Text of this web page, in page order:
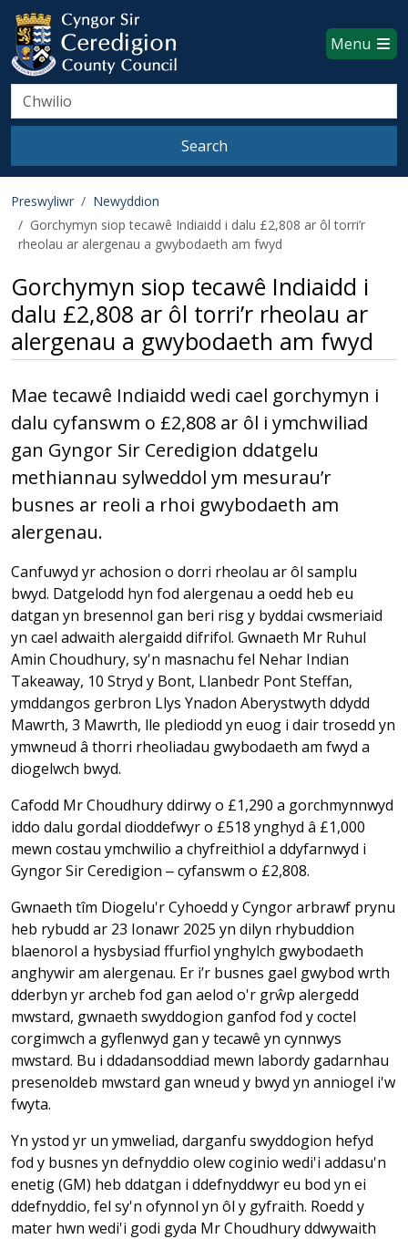
Skip to main content
Ceredigion County Council
Menu
Search
Search
Preswyliwr
Newyddion
Gorchymyn siop tecawê Indiaidd i dalu £2,808 ar ôl torri’r
rheolau ar alergenau a gwybodaeth am fwyd
Gorchymyn siop tecawê Indiaidd i
dalu £2,808 ar ôl torri’r rheolau ar
alergenau a gwybodaeth am fwyd
Mae tecawê Indiaidd wedi cael gorchymyn i
dalu cyfanswm o £2,808 ar ôl i ymchwiliad
gan Gyngor Sir Ceredigion ddatgelu
methiannau sylweddol ym mesurau’r
busnes ar reoli a rhoi gwybodaeth am
alergenau.
Canfuwyd yr achosion o dorri rheolau ar ôl samplu
bwyd. Datgelodd hyn fod alergenau a oedd heb eu
datgan yn bresennol gan beri risg y byddai cwsmeriaid
yn cael adwaith alergaidd difrifol. Gwnaeth Mr Ruhul
Amin Choudhury, sy'n masnachu fel Nehar Indian
Takeaway, 10 Stryd y Bont, Llanbedr Pont Steffan,
ymddangos gerbron Llys Ynadon Aberystwyth ddydd
Mawrth, 3 Mawrth, lle plediodd yn euog i dair trosedd yn
ymwneud â thorri rheoliadau gwybodaeth am fwyd a
diogelwch bwyd.
Cafodd Mr Choudhury ddirwy o £1,290 a gorchmynnwyd
iddo dalu gordal dioddefwyr o £518 ynghyd â £1,000
mewn costau ymchwilio a chyfreithiol a ddyfarnwyd i
Gyngor Sir Ceredigion ‒ cyfanswm o £2,808.
Gwnaeth tîm Diogelu'r Cyhoedd y Cyngor arbrawf prynu
heb rybudd ar 23 Ionawr 2025 yn dilyn rhybuddion
blaenorol a hysbysiad ffurfiol ynghylch gwybodaeth
anghywir am alergenau. Er i’r busnes gael gwybod wrth
dderbyn yr archeb fod gan aelod o'r grŵp alergedd
mwstard, gwnaeth swyddogion ganfod fod y coctel
corgimwch a gyflenwyd gan y tecawê yn cynnwys
mwstard. Bu i ddadansoddiad mewn labordy gadarnhau
presenoldeb mwstard gan wneud y bwyd yn anniogel i'w
fwyta.
Yn ystod yr un ymweliad, darganfu swyddogion hefyd
fod y busnes yn defnyddio olew coginio wedi'i addasu'n
enetig (GM) heb ddatgan i ddefnyddwyr eu bod yn ei
ddefnyddio, fel sy'n ofynnol yn ôl y gyfraith. Roedd y
mater hwn wedi'i godi gyda Mr Choudhury ddwywaith